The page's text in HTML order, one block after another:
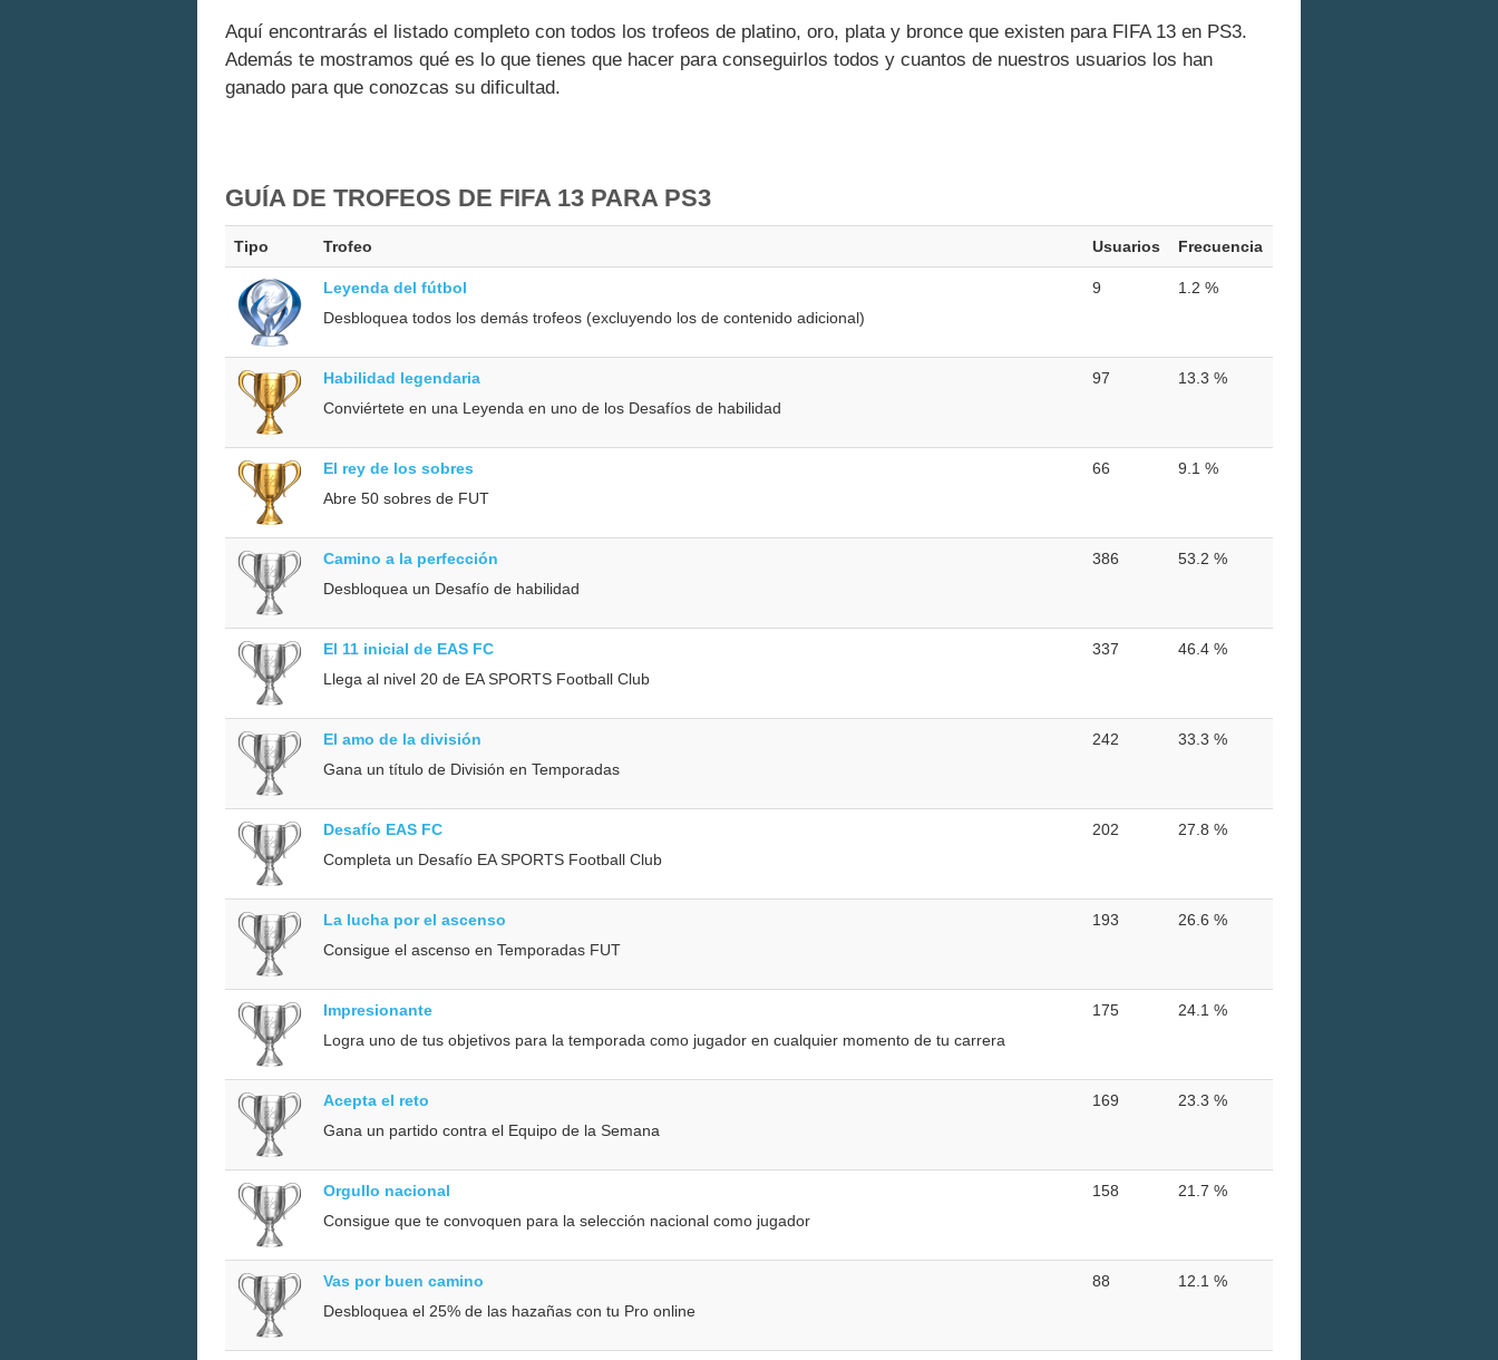
Aquí encontrarás el listado completo con todos los trofeos de platino, oro, plata y bronce que existen para FIFA 13 en PS3.
Además te mostramos qué es lo que tienes que hacer para conseguirlos todos y cuantos de nuestros usuarios los han
ganado para que conozcas su dificultad.
GUÍA DE TROFEOS DE FIFA 13 PARA PS3
Tipo Trofeo Usuarios Frecuencia
Leyenda del fútbol
Desbloquea todos los demás trofeos (excluyendo los de contenido adicional)
9 1.2 %
Habilidad legendaria
Conviértete en una Leyenda en uno de los Desafíos de habilidad
97 13.3 %
El rey de los sobres
Abre 50 sobres de FUT
66 9.1 %
Camino a la perfección
Desbloquea un Desafío de habilidad
386 53.2 %
El 11 inicial de EAS FC
Llega al nivel 20 de EA SPORTS Football Club
337 46.4 %
El amo de la división
Gana un título de División en Temporadas
242 33.3 %
Desafío EAS FC
Completa un Desafío EA SPORTS Football Club
202 27.8 %
La lucha por el ascenso
Consigue el ascenso en Temporadas FUT
193 26.6 %
Impresionante
Logra uno de tus objetivos para la temporada como jugador en cualquier momento de tu carrera
175 24.1 %
Acepta el reto
Gana un partido contra el Equipo de la Semana
169 23.3 %
Orgullo nacional
Consigue que te convoquen para la selección nacional como jugador
158 21.7 %
Vas por buen camino
Desbloquea el 25% de las hazañas con tu Pro online
88 12.1 %